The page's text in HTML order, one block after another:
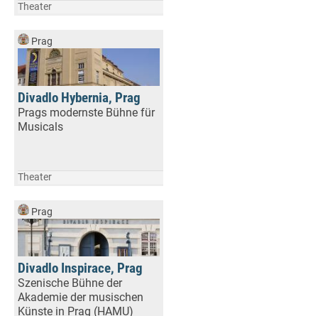
Theater
Prag
Divadlo Hybernia, Prag
Prags modernste Bühne für
Musicals
Theater
Prag
Divadlo Inspirace, Prag
Szenische Bühne der
Akademie der musischen
Künste in Prag (HAMU)